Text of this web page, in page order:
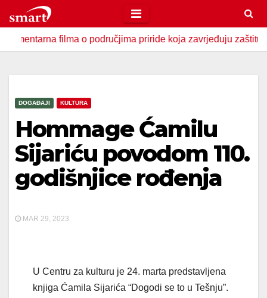
to
contentfilma o područjima priride koja zavrjeđuju zaštitu države
DOGAĐAJI KULTURA
Hommage Ćamilu
Sijariću povodom 110.
godišnjice rođenja
MAR 29, 2023
U Centru za kulturu je 24. marta predstavljena
knjiga Ćamila Sijarića “Dogodi se to u Tešnju”.